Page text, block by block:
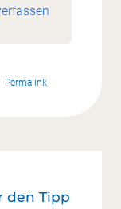
Permalink
den Tipp